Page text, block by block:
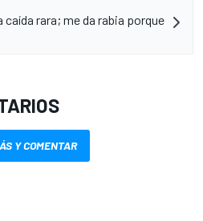
caída rara; me da rabia porque
Y COMENTAR